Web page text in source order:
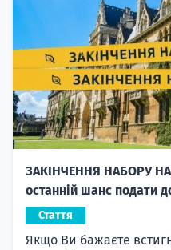
ЗАКІНЧЕННЯ НАБОРУ НА
останній шанс подати
Стаття
Якщо Ви бажаєте